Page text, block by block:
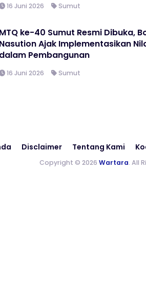
16 Juni 2026 Sumut
ke-40 Sumut Resmi Dibuka,
Ajak Implementasikan
Pembangunan
16 Juni 2026 Sumut
Disclaimer Tentang Kami
Copyright © 2026 Wartara. All